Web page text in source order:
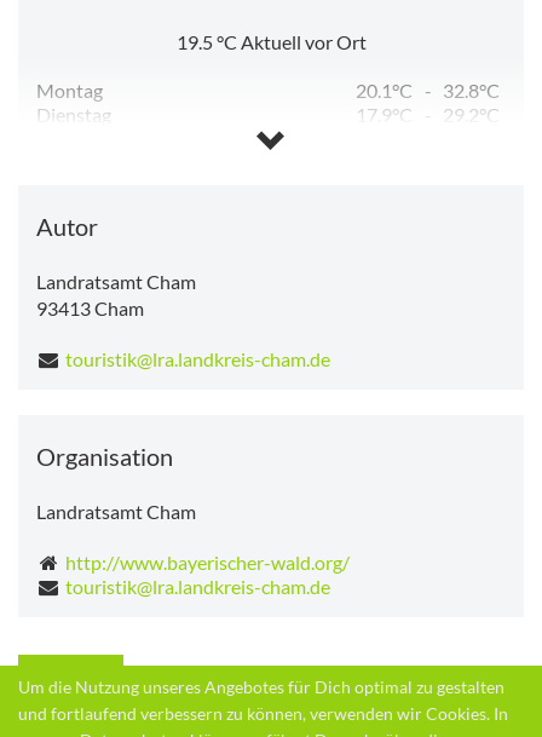
19.5°C Aktuell vor Ort
Montag 20.1°C - 32.8°C
Dienstag
17.9°C -
29.2°C
Autor
Landratsamt Cham
93413Cham
touristik@lra.landkreis-cham.de
Organisation
Landratsamt Cham
http://www.bayerischer-wald.org/
touristik@lra.landkreis-cham.de
Zurück
Quelle: Landratsamt Cham destination.one
Um die Nutzung unseres Angebotes für Dich optimal zu gestalten
und fortlaufend verbessern zu können, verwenden wir Cookies. In